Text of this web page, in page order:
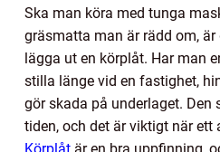
Ska man köra med tunga
gräsmatta man är rädd om,
lägga ut en körplåt. Har man
stilla länge vid en fastighet,
gör skada på underlaget. Den
tiden, och det är viktigt när ett
Körplåt är en bra uppfinning,